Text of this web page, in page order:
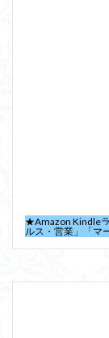
★Amazon Kindle
ルス・営業」「マ